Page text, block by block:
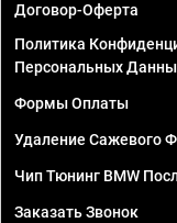
Договор-Оферта
Политика
Персональных
Формы Оплаты
Удаление Сажевого
Чип Тюнинг BMW
Заказать Звонок